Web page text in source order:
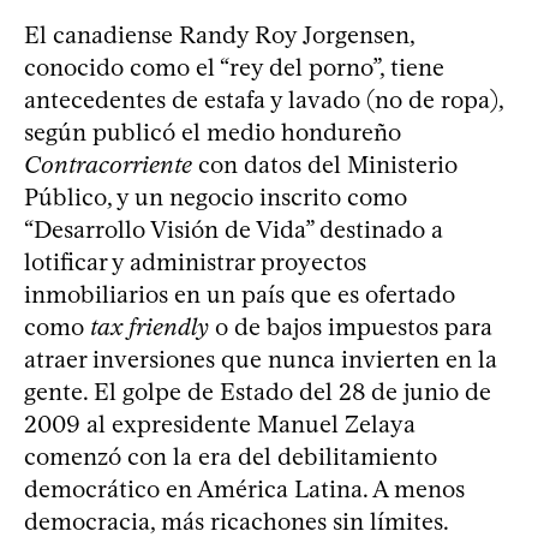
El canadiense Randy Roy Jorgensen,
conocido como el “rey del porno”, tiene
antecedentes de estafa y lavado (no de ropa),
según publicó el medio hondureño
Contracorriente con datos del Ministerio
Público, y un negocio inscrito como
“Desarrollo Visión de Vida” destinado a
lotificar y administrar proyectos
inmobiliarios en un país que es ofertado
como tax friendly o de bajos impuestos para
atraer inversiones que nunca invierten en la
gente. El golpe de Estado del 28 de junio de
2009 al expresidente Manuel Zelaya
comenzó con la era del debilitamiento
democrático en América Latina. A menos
democracia, más ricachones sin límites.